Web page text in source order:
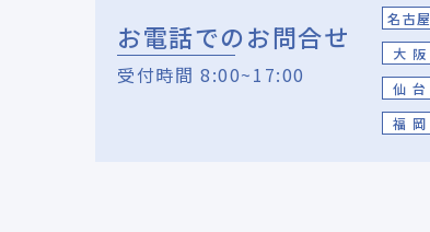
お電話でのお問合せ
受付時間 8:00~17:00
名古屋
大 阪
仙 台
福 岡